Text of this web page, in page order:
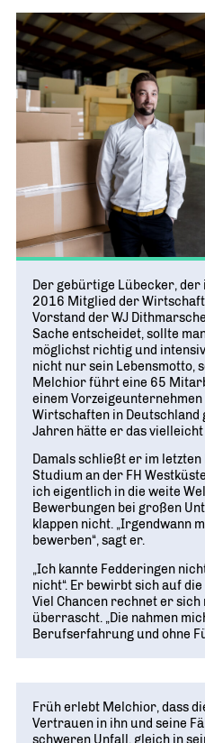
Der gebürtige Lübecker,
2016 Mitglied der
Vorstand der WJ
Sache entscheidet, sollte
möglichst richtig und
nicht nur sein Lebensmotto,
Melchior führt eine 65
einem
Wirtschaften in Deutschland
Jahren hätte er das
Damals schließt er im
Studium an der FH
ich eigentlich in die weite
Bewerbungen bei großen
klappen nicht. „Irgendwann
bewerben“, sagt er.
„Ich kannte Fedderingen
nicht“. Er bewirbt sich auf
Viel Chancen rechnet er
überrascht. „Die nahmen
Berufserfahrung und ohne
Früh erlebt Melchior, dass
Vertrauen in ihn und seine
schweren Unfall, gleich in